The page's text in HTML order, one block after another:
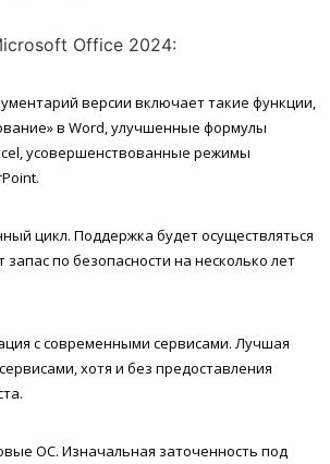
Office 2024:
версии включает такие функции,
в Word, улучшенные формулы
усовершенствованные режимы
цикл. Поддержка будет осуществляться
запас по безопасности на несколько лет
с современными сервисами. Лучшая
хотя и без предоставления
ОС. Изначальная заточенность под